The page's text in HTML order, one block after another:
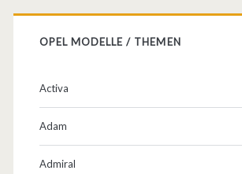
OPEL MODELLE / THEMEN
Activa
Adam
Admiral